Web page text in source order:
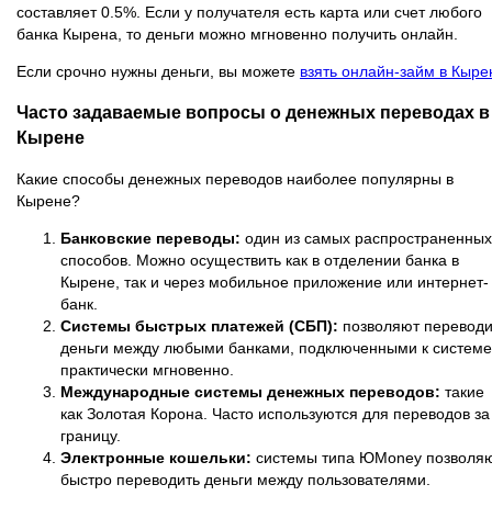
составляет 0.5%. Если у получателя есть карта или счет любого
банка Кырена, то деньги можно мгновенно получить онлайн.
Если срочно нужны деньги, вы можете взять онлайн-займ в
Часто задаваемые вопросы о денежных переводах в
Кырене
Какие способы денежных переводов наиболее популярны в
Кырене?
Банковские переводы: один из самых распространенных
способов. Можно осуществить как в отделении банка в
Кырене, так и через мобильное приложение или интернет-
банк.
Системы быстрых платежей (СБП): позволяют
деньги между любыми банками, подключенными к
практически мгновенно.
Международные системы денежных переводов: такие
как Золотая Корона. Часто используются для переводов за
границу.
Электронные кошельки: системы типа ЮMoney
быстро переводить деньги между пользователями.